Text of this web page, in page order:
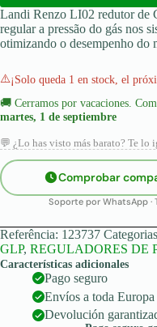
Landi Renzo LI02 redutor de
regular a pressão do gás nos
otimizando o desempenho do
⚠️¡Solo queda 1 en stock, el
🚚 Cerramos por vacaciones.
martes, 1 de septiembre
💬 ¿Lo has visto más barato? Te lo
Comprobar
Soporte por WhatsApp ·
Referência: 123737
GLP, REGULADORES DE
Características adicionales
Pago seguro
Envíos a toda Europa
Devolución